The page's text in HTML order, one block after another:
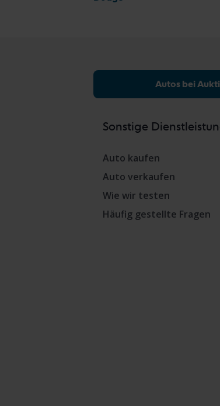
Autos bei
Sonstige
Auto kaufen
Auto verkaufen
Wie wir testen
Häufig gestellte Fragen